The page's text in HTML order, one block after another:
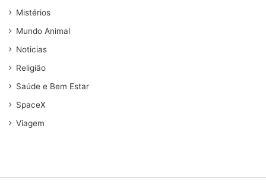
Mistérios
Mundo Animal
Noticias
Religião
Saúde e Bem Estar
SpaceX
Viagem